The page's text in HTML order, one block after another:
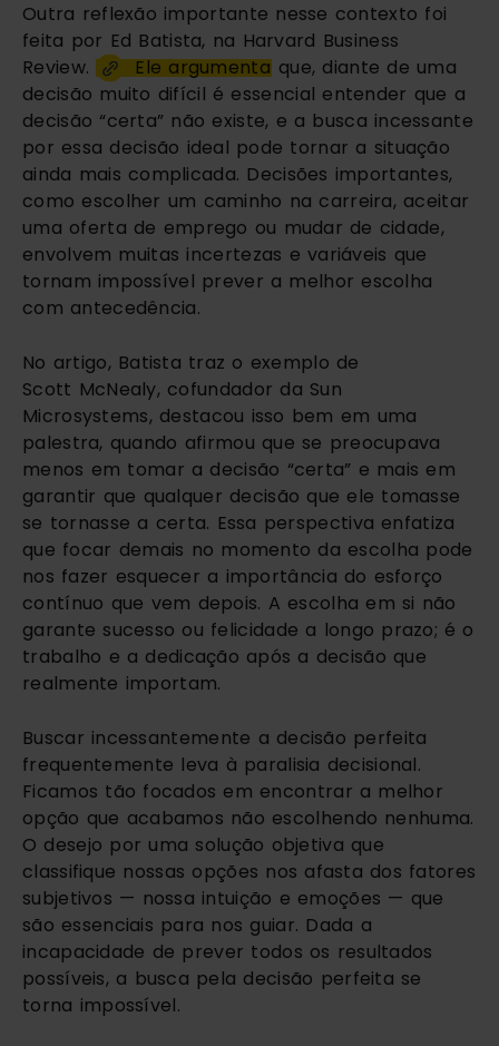
Outra reflexão importante nesse contexto foi
feita por Ed Batista, na Harvard Business
Review.
Ele argumentaque, diante de uma
decisão muito difícil é essencial entender que a
decisão “certa” não existe, e a busca incessante
por essa decisão ideal pode tornar a situação
ainda mais complicada. Decisões importantes,
como escolher um caminho na carreira, aceitar
uma oferta de emprego ou mudar de cidade,
envolvem muitas incertezas e variáveis que
tornam impossível prever a melhor escolha
com antecedência.
No artigo, Batista traz o exemplo de
Scott McNealy, cofundador da Sun
Microsystems, destacou isso bem em uma
palestra, quando afirmou que se preocupava
menos em tomar a decisão “certa” e mais em
garantir que qualquer decisão que ele tomasse
se tornasse a certa. Essa perspectiva enfatiza
que focar demais no momento da escolha pode
nos fazer esquecer a importância do esforço
contínuo que vem depois. A escolha em si não
garante sucesso ou felicidade a longo prazo; é o
trabalho e a dedicação após a decisão que
realmente importam.
Buscar incessantemente a decisão perfeita
frequentemente leva à paralisia decisional.
Ficamos tão focados em encontrar a melhor
opção que acabamos não escolhendo nenhuma.
O desejo por uma solução objetiva que
classifique nossas opções nos afasta dos fatores
subjetivos — nossa intuição e emoções — que
são essenciais para nos guiar. Dada a
incapacidade de prever todos os resultados
possíveis, a busca pela decisão perfeita se
torna impossível.